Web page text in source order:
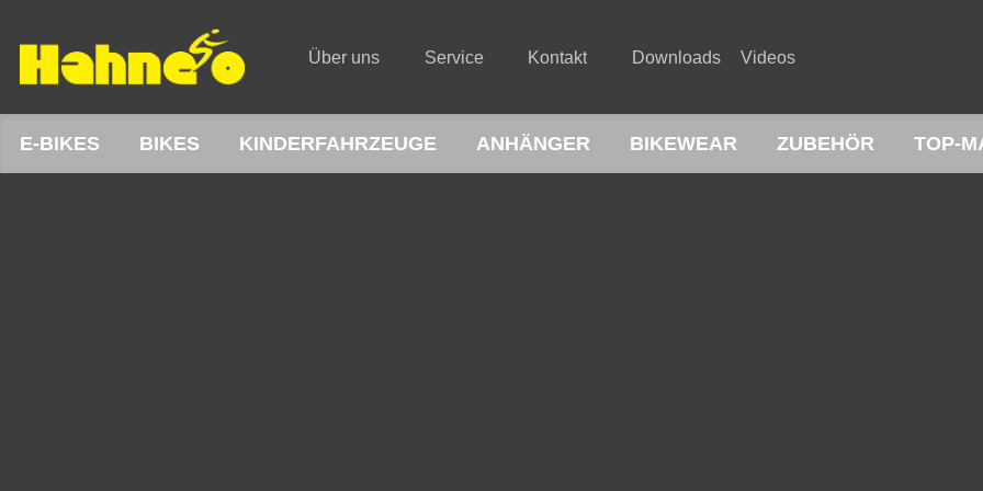
Über uns Service Kontakt Downloads Videos
E-BIKES BIKES KINDERFAHRZEUGE ANHÄNGER BIKEWEAR ZUBEHÖR TOP-